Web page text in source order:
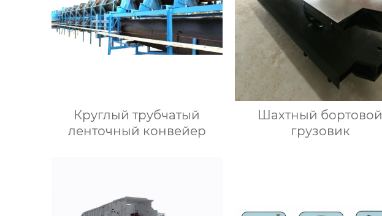
Круглый трубчатый
ленточный конвейер
Шахтный бортовой
грузовик